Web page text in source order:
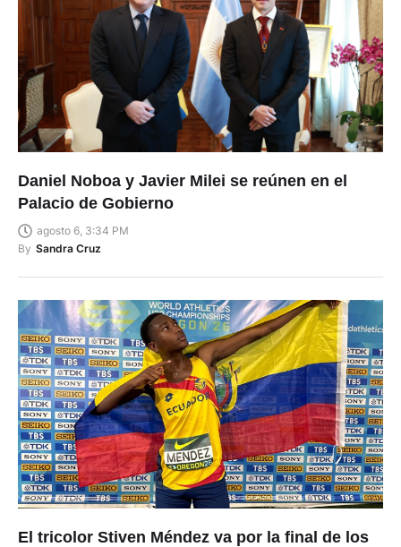
Daniel Noboa y Javier Milei se reúnen en el
Palacio de Gobierno
agosto 6, 3:34 PM
By Sandra Cruz
El tricolor Stiven Méndez va por la final de los